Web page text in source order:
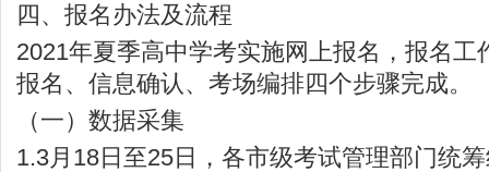
四、报名办法及流程
2021年夏季高中学考实施网上报名，报名工
报名、信息确认、考场编排四个步骤完成。
（一）数据采集
1.3月18日至25日，各市级考试管理部门统